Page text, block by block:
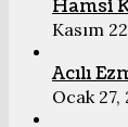
Hamsi
Kasım
Acılı
Ocak 27,